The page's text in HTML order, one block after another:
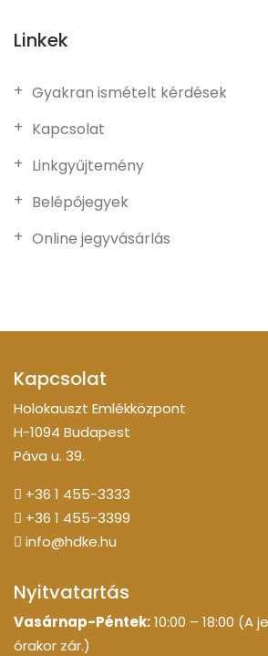
Linkek
Gyakran ismételt kérdések
Kapcsolat
Linkgyűjtemény
Belépőjegyek
Online jegyvásárlás
Kapcsolat
Holokauszt Emlékközpont
H-1094 Budapest
Páva u. 39.
+36 1 455-3333
+36 1 455-3399
info@hdke.hu
Nyitvatartás
Vasárnap-Péntek:10:00 – 18:00 (A
órakor zár.)